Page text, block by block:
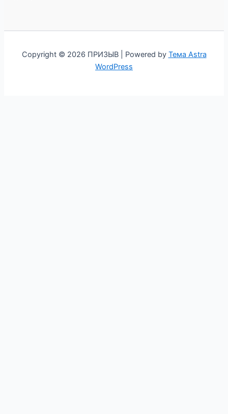
Copyright © 2026 ПРИЗЫВ | Powered by Тема Astra
WordPress